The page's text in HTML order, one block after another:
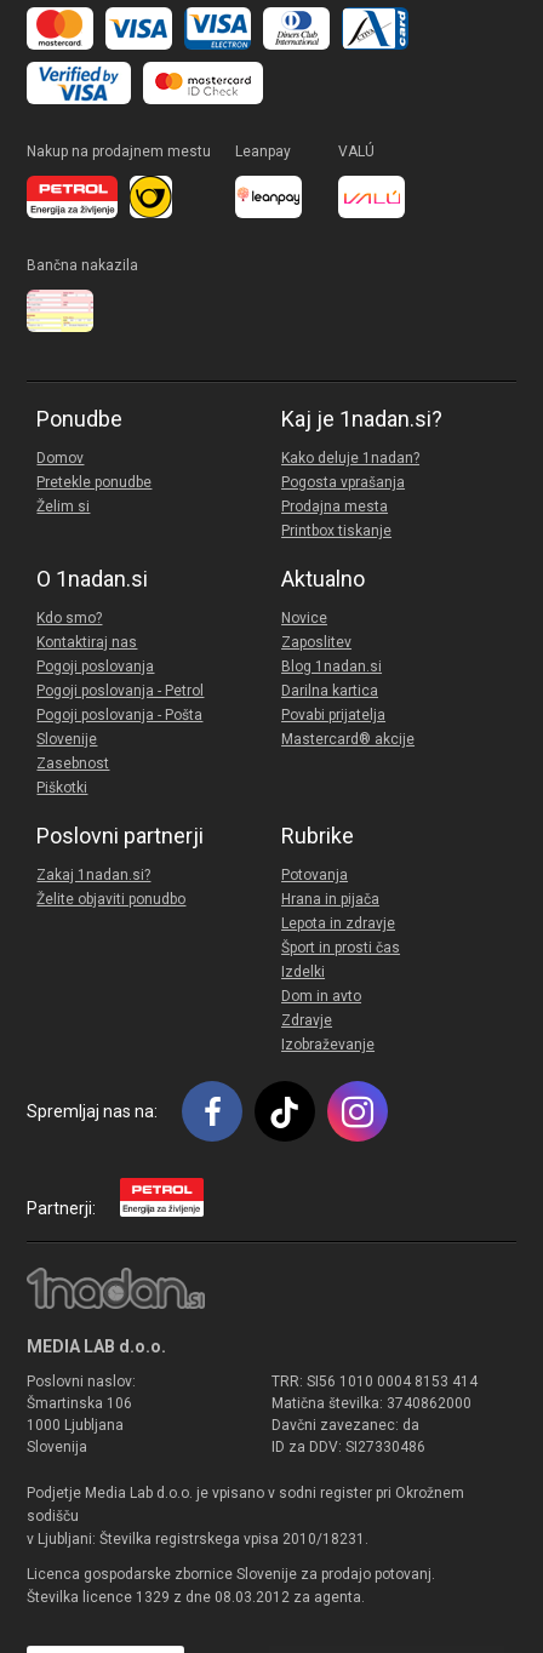
Nakup na prodajnem mestu Leanpay VALÚ
Bančna nakazila
Ponudbe
Domov
Pretekle ponudbe
Želim si
Kaj je 1nadan.si?
Kako deluje 1nadan?
Pogosta vprašanja
Prodajna mesta
Printbox tiskanje
O 1nadan.si
Kdo smo?
Kontaktiraj nas
Pogoji poslovanja
Pogoji poslovanja - Petrol
Pogoji poslovanja - Pošta
Slovenije
Zasebnost
Piškotki
Aktualno
Novice
Zaposlitev
Blog 1nadan.si
Darilna kartica
Povabi prijatelja
Mastercard® akcije
Poslovni partnerji
Zakaj 1nadan.si?
Želite objaviti ponudbo
Rubrike
Potovanja
Hrana in pijača
Lepota in zdravje
Šport in prosti čas
Izdelki
Dom in avto
Zdravje
Izobraževanje
Spremljaj nas na:
Partnerji:
MEDIA LAB d.o.o.
Poslovni naslov:
Šmartinska 106
1000 Ljubljana
Slovenija
TRR: SI56 1010 0004 8153 414
Matična številka: 3740862000
Davčni zavezanec: da
ID za DDV: SI27330486
Podjetje Media Lab d.o.o. je vpisano v sodni register pri Okrožnem
sodišču
v Ljubljani: Številka registrskega vpisa 2010/18231.
Licenca gospodarske zbornice Slovenije za prodajo potovanj.
Številka licence 1329 z dne 08.03.2012 za agenta.